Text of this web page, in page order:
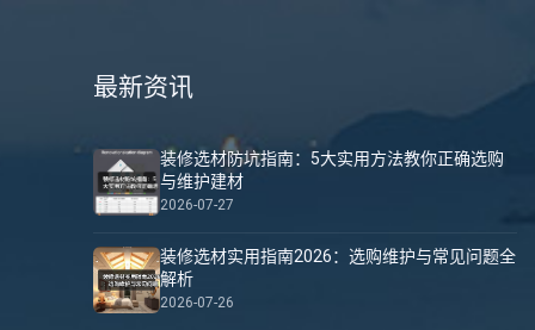
最新资讯
装修选材防坑指南：5大实用方法教你正确选购
与维护建材
2026-07-27
装修选材实用指南2026：选购维护与常见问题全
解析
2026-07-26